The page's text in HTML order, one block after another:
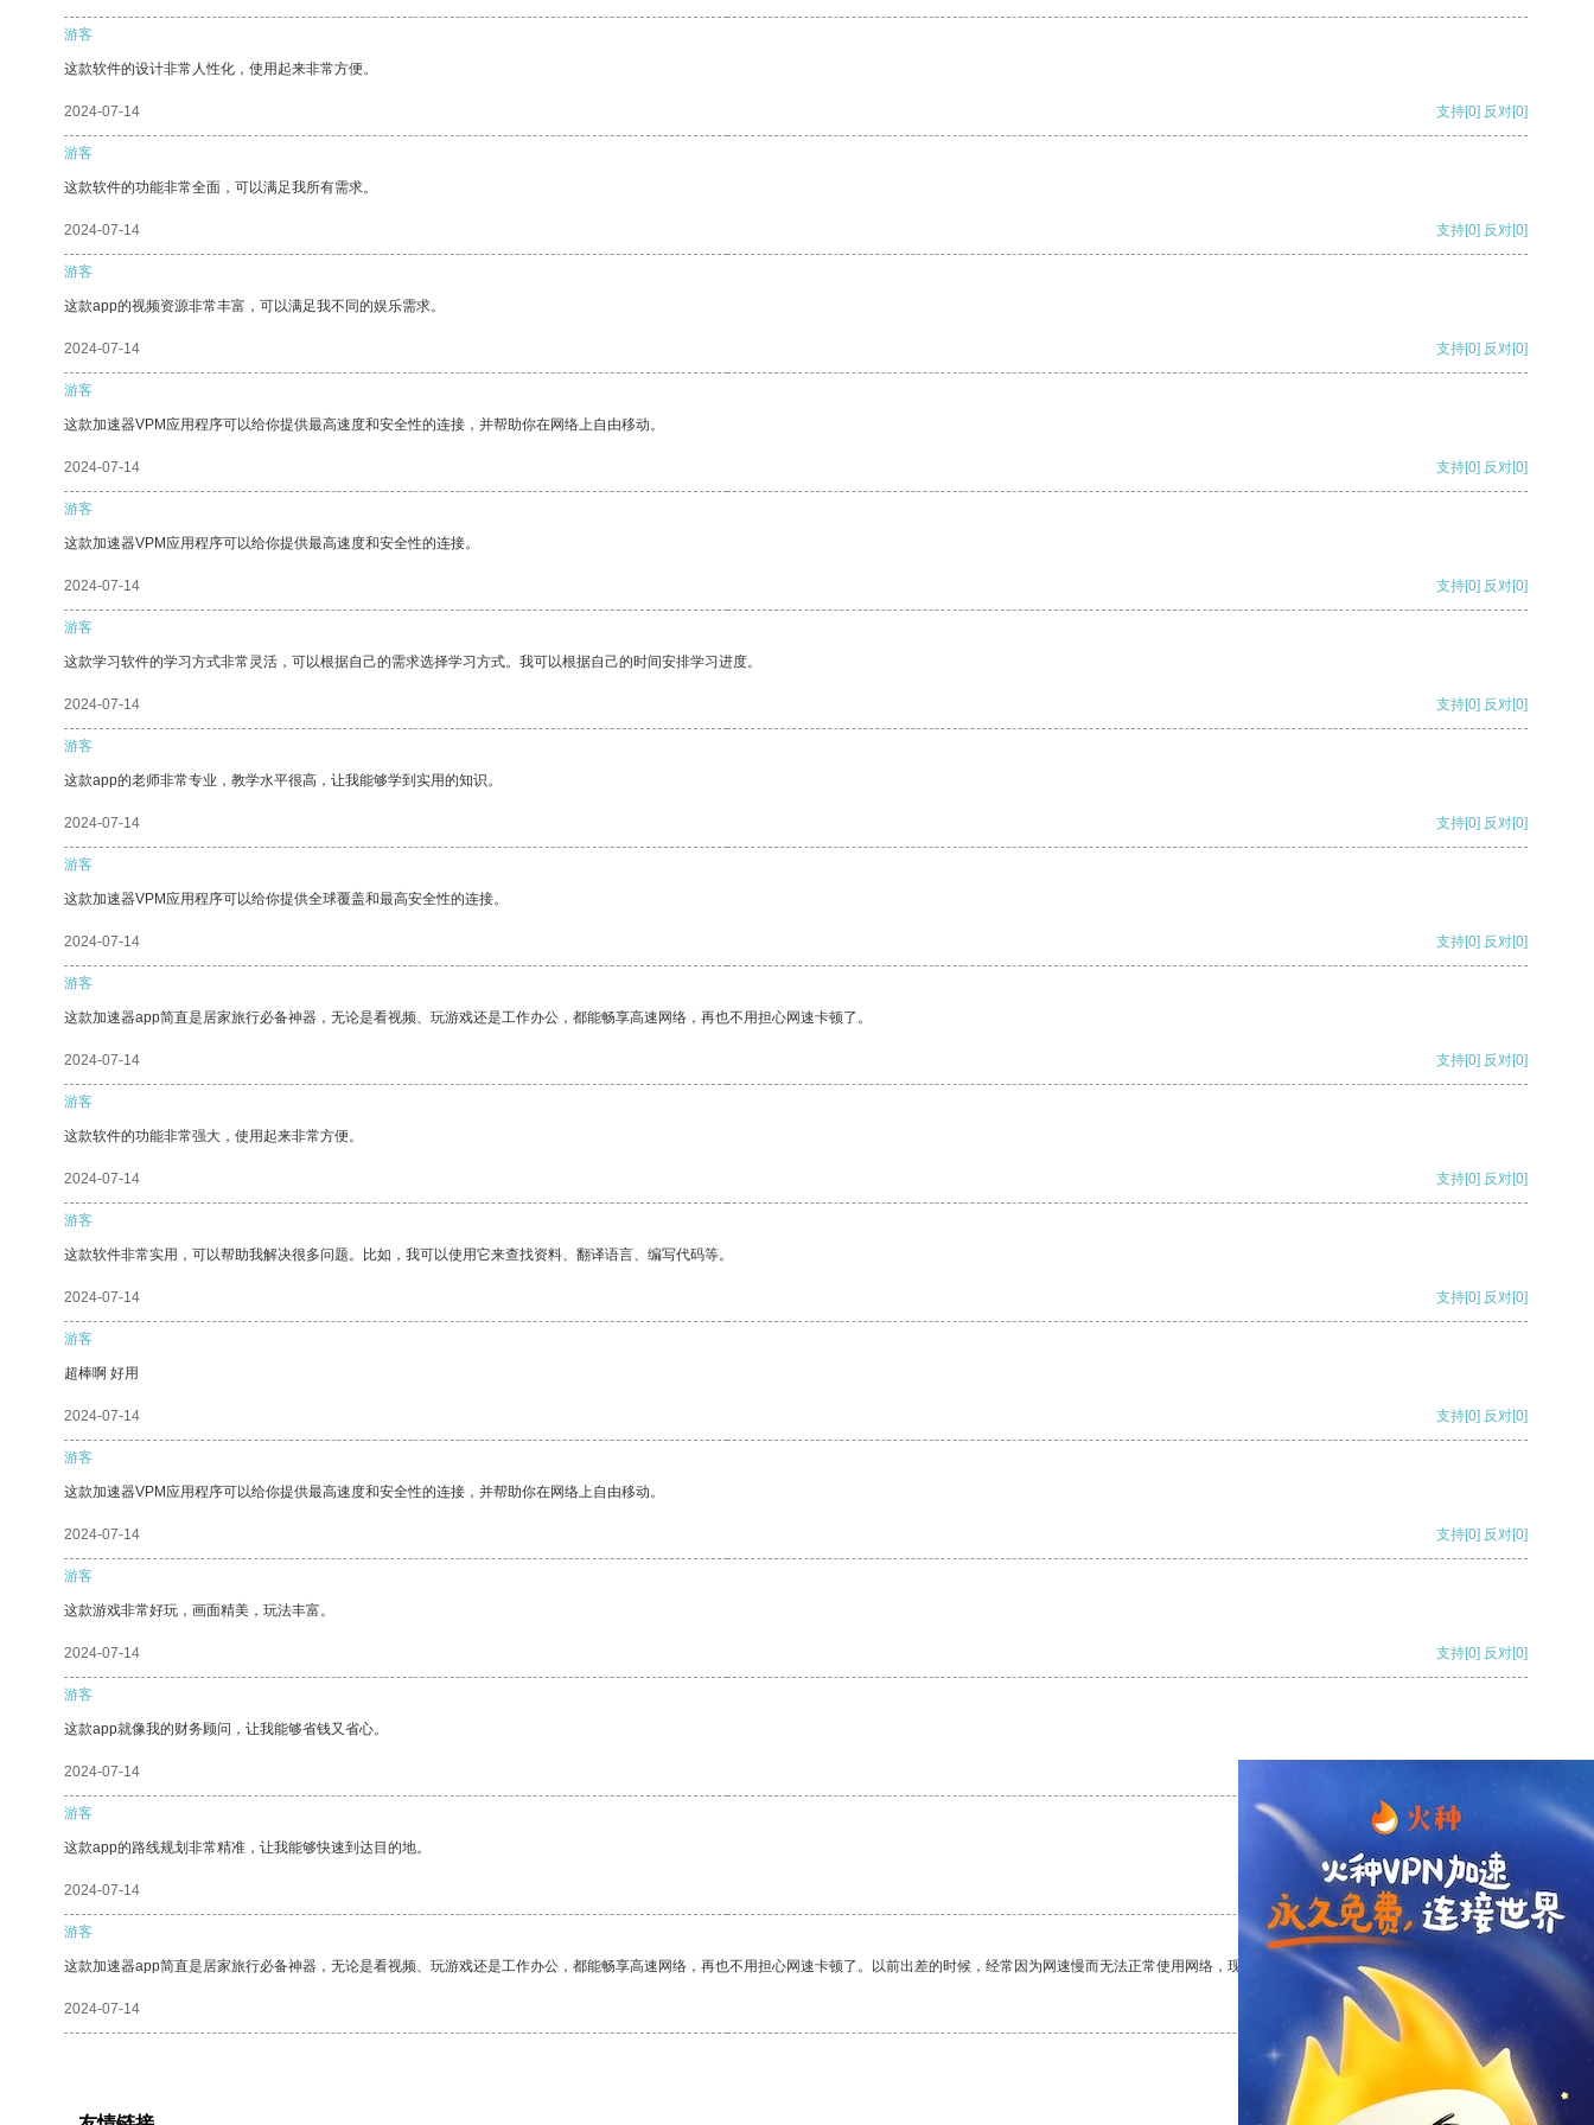
游客
这款软件的设计非常人性化，使用起来非常方便。
2024-07-14 支持[0] 反对[0]
游客
这款软件的功能非常全面，可以满足我所有需求。
2024-07-14 支持[0] 反对[0]
游客
这款app的视频资源非常丰富，可以满足我不同的娱乐需求。
2024-07-14 支持[0] 反对[0]
游客
这款加速器VPM应用程序可以给你提供最高速度和安全性的连接，并帮助你在网络上自由移动。
2024-07-14 支持[0] 反对[0]
游客
这款加速器VPM应用程序可以给你提供最高速度和安全性的连接。
2024-07-14 支持[0] 反对[0]
游客
这款学习软件的学习方式非常灵活，可以根据自己的需求选择学习方式。我可以根据自己的时间安排学习进度。
2024-07-14 支持[0] 反对[0]
游客
这款app的老师非常专业，教学水平很高，让我能够学到实用的知识。
2024-07-14 支持[0] 反对[0]
游客
这款加速器VPM应用程序可以给你提供全球覆盖和最高安全性的连接。
2024-07-14 支持[0] 反对[0]
游客
这款加速器app简直是居家旅行必备神器，无论是看视频、玩游戏还是工作办公，都能畅享高速网络，再也不用担心网速卡顿了。
2024-07-14 支持[0] 反对[0]
游客
这款软件的功能非常强大，使用起来非常方便。
2024-07-14 支持[0] 反对[0]
游客
这款软件非常实用，可以帮助我解决很多问题。比如，我可以使用它来查找资料、翻译语言、编写代码等。
2024-07-14 支持[0] 反对[0]
游客
超棒啊 好用
2024-07-14 支持[0] 反对[0]
游客
这款加速器VPM应用程序可以给你提供最高速度和安全性的连接，并帮助你在网络上自由移动。
2024-07-14 支持[0] 反对[0]
游客
这款游戏非常好玩，画面精美，玩法丰富。
2024-07-14 支持[0] 反对[0]
游客
这款app就像我的财务顾问，让我能够省钱又省心。
2024-07-14
游客
这款app的路线规划非常精准，让我能够快速到达目的地。
2024-07-14 支持 [0] 反对 [0]
游客
这款加速器app简直是居家旅行必备神器，无论是看视频、玩游戏还是工作办公，都能畅享高速网络，再也不用担心网速卡顿了。以前出差的时候，经常因为网速慢而无法正常使用网络，现在有了这个app，我再也不用担心了。
2024-07-14 支持